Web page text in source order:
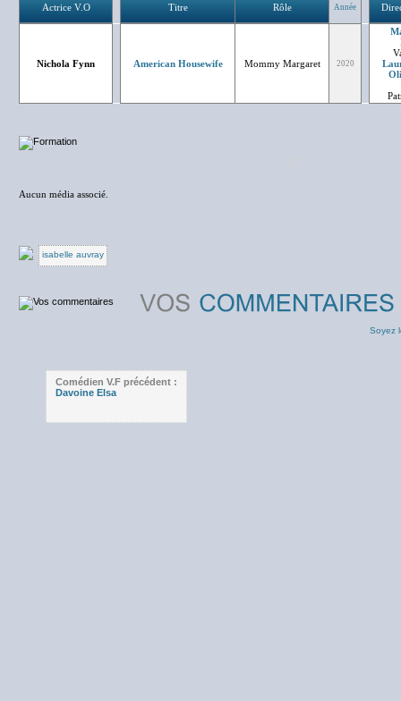
Actrice V.O Titre Rôle Année
Nichola Fynn American Housewife Mommy Margaret 2020
Aucun média associé.
isabelle auvray
Soyez
Comédien V.F précédent :
Davoine Elsa